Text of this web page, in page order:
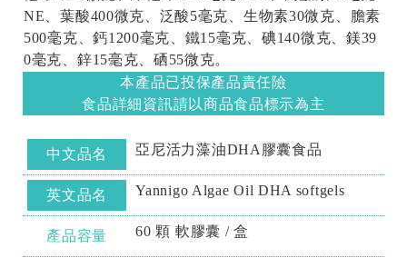
NE、葉酸400微克、泛酸5毫克、生物素30微克、膽素
500毫克、鈣1200毫克、鐵15毫克、碘140微克、鎂39
0毫克、鋅15毫克、硒55微克。
本產品已投保產品責任險
食品詳細資訊請以商品食品標示為主
中文品名 亞尼活力藻油DHA膠囊食品
英文品名 Yannigo Algae Oil DHA softgels
產品容量 60 顆 軟膠囊 / 盒